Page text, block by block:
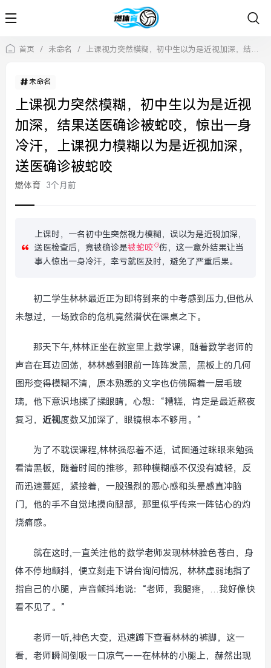
首页 / 未命名 / 上课视力突然模糊，初中生以为是近视加深，结果送医确诊被蛇咬，惊出一身冷汗，上课视力模糊以为是近视加深，送医确诊被蛇咬
未命名
上课视力突然模糊，初中生以为是近视
加深，结果送医确诊被蛇咬，惊出一身
冷汗，上课视力模糊以为是近视加深，
送医确诊被蛇咬
燃体育 3个月前
上课时，一名初中生突然视力模糊，误以为是近视加深，
送医检查后，竟被确诊是被蛇咬
伤，这一意外结果让当
事人惊出一身冷汗，幸亏就医及时，避免了严重后果。
初二学生林林最近正为即将到来的中考感到压力,但他从
未想过，一场致命的危机竟然潜伏在课桌之下。
那天下午,林林正坐在教室里上数学课，随着数学老师的
声音在耳边回荡，林林感到眼前一阵阵发黑，黑板上的几何
图形变得模糊不清，原本熟悉的文字也仿佛隔着一层毛玻
璃，他下意识地揉了揉眼睛，心想：“糟糕，肯定是最近熬夜
复习， 近视度数又加深了，眼镜根本不够用。”
为了不耽误课程,林林强忍着不适，试图通过眯眼来勉强
看清黑板，随着时间的推移，那种模糊感不仅没有减轻，反
而迅速蔓延，紧接着，一股强烈的恶心感和头晕感直冲脑
门，他的手不自觉地摸向腿部，那里似乎传来一阵钻心的灼
烧痛感。
就在这时,一直关注他的数学老师发现林林脸色苍白，身
体不停地颤抖，便立刻走下讲台询问情况，林林虚弱地指了
指自己的小腿，声音颤抖地说：“老师，我腿疼，…我好像快
看不见了。”
老师一听,神色大变，迅速蹲下查看林林的裤脚，这一
看，老师瞬间倒吸一口凉气——在林林的小腿上，赫然出现